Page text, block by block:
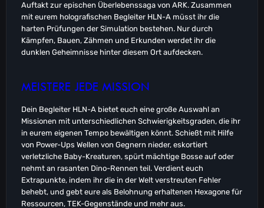
Auftakt zur epischen Überlebenssaga von ARK. Zusammen
mit eurem holografischen Begleiter HLN-A müsst ihr die
harten Prüfungen der Simulation bestehen. Nur durch
Kämpfen, Bauen, Zähmen und Erkunden werdet ihr die
dunklen Geheimnisse hinter diesem Ort aufdecken.
MEISTERE JEDE MISSION
Dein Begleiter HLN-A bietet euch eine große Auswahl an
Missionen mit unterschiedlichen Schwierigkeitsgraden, die ihr
in eurem eigenen Tempo bewältigen könnt. Schießt mit Hilfe
von Power-Ups Wellen von Gegnern nieder, eskortiert
verletzliche Baby-Kreaturen, spürt mächtige Bosse auf oder
nehmt an rasanten Dino-Rennen teil. Verdient euch
Extrapunkte, indem ihr die in der Welt verstreuten Fehler
behebt, und gebt eure als Belohnung erhaltenen Hexagone für
Ressourcen, TEK-Gegenstände und mehr aus.